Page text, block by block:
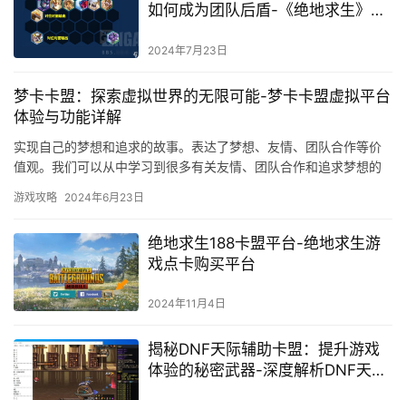
如何成为团队后盾-《绝地求生》奶
作与生存技巧
2024年7月23日
梦卡卡盟：探索虚拟世界的无限可能-梦卡卡盟虚拟平台
体验与功能详解
实现自己的梦想和追求的故事。表达了梦想、友情、团队合作等价
值观。我们可以从中学习到很多有关友情、团队合作和追求梦想的
游戏攻略 2024年6月23日
绝地求生188卡盟平台-绝地求生游
戏点卡购买平台
2024年11月4日
揭秘DNF天际辅助卡盟：提升游戏
体验的秘密武器-深度解析DNF天际